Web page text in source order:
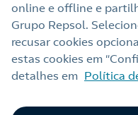
Política de privacidade
Política de cookies
Termos e Condições My
online e offline e
Grupo Repsol.
recusar cookies
estas cookies em
detalhes em Política